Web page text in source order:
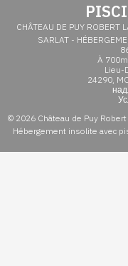
CHÂTEAU DE PUY ROBERT
SARLAT -
À
Lieu-
24290,
© 2026 Château de Puy
Hébergement insolite avec